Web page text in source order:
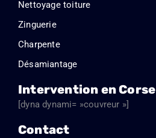
Nettoyage toiture
Zinguerie
Charpente
Désamiantage
Intervention en Corse
[dyna dynami= »couvreur »]
Contact